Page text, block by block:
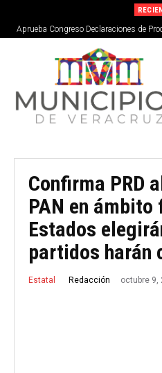
Aprueba Congreso Declaraciones de
Confirma PRD
PAN en ámbito
Estados
partidos harán
Estatal Redacción octubre 9,